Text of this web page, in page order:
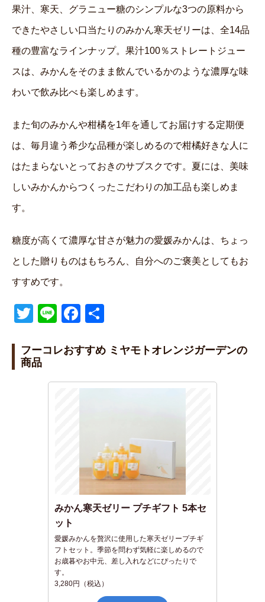
果汁、寒天、グラニュー糖のシンプルな3つの原料から
できたやさしい口当たりのみかん寒天ゼリーは、全14品
種の豊富なラインナップ。果汁100％ストレートジュー
スは、みかんをそのまま飲んでいるかのような濃厚な味
わいで飲み比べも楽しめます。
また旬のみかんや柑橘を1年を通してお届けする定期便
は、毎月違う希少な品種が楽しめるので柑橘好きな人に
はたまらないとっておきのサブスクです。夏には、美味
しいみかんからつくったこだわりの加工品も楽しめま
す。
糖度が高くて濃厚な甘さが魅力の愛媛みかんは、ちょっ
とした贈りものはもちろん、自分へのご褒美としてもお
すすめです。
T
tt
er
Li
e
F
c
b
フーコレおすすめ ミヤモトオレンジガーデンの
商品
みかん寒天ゼリー プチギフト 5本セ
ット
愛媛みかんを贅沢に使用した寒天ゼリープチギ
フトセット。季節を問わず気軽に楽しめるので
お歳暮やお中元、差し入れなどにぴったりで
す。
3,280円（税込）